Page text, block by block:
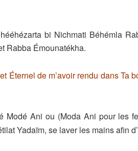
bi Nichmati Béhémla
Rabba Émounatékha.
Éternel de m’avoir rendu dans Ta
Modé Ani ou (Moda Ani pour les
Yadaïm, se laver les mains afin